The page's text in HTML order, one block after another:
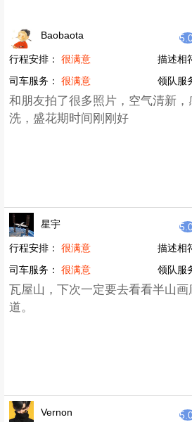
Baobaota
行程安排：很满意 描述相
司车服务：很满意 领队服
和朋友拍了很多照片，空气清新
洗，盛花期时间刚刚好
星宇
行程安排：很满意 描述相
司车服务：很满意 领队服
瓦屋山，下次一定要去看看半山
道。
Vernon